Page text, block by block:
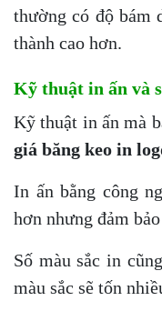
thường có độ bám
thành cao hơn.
Kỹ thuật in ấn và
Kỹ thuật in ấn mà
giá băng keo in
In ấn bằng công
hơn nhưng đảm
Số màu sắc in
màu sắc sẽ tốn